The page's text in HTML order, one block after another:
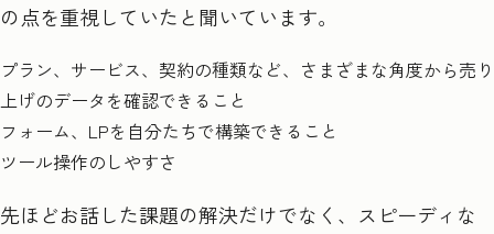
の点を重視していたと聞いています。
プラン、サービス、契約の種類など、さまざまな角度から売り
上げのデータを確認できること
フォーム、LPを自分たちで構築できること
ツール操作のしやすさ
先ほどお話した課題の解決だけでなく、スピーディな